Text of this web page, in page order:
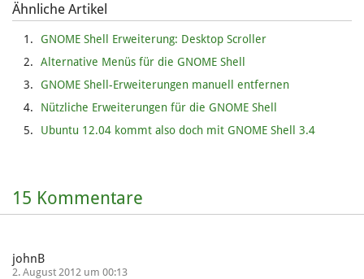
Ähnliche Artikel
GNOME Shell Erweiterung: Desktop Scroller
Alternative Menüs für die GNOME Shell
GNOME Shell-Erweiterungen manuell entfernen
Nützliche Erweiterungen für die GNOME Shell
Ubuntu 12.04 kommt also doch mit GNOME Shell 3.4
15 Kommentare
johnB
2. August 2012 um 00:13